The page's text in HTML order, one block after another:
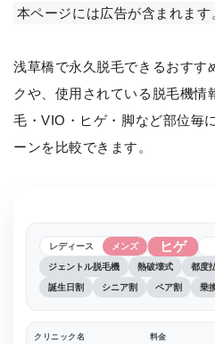
本ページには広告が含まれます
浅草橋で永久脱毛できるおすす
クや、使用されている脱毛機情
毛・VIO・ヒゲ・脚など部位毎
ーンを比較できます。
レディース メンズ ヒゲ
ジェントル脱毛機 熱破壊式 都度
誕生日割 シニア割 ペア割 乗
クリニック名 料金